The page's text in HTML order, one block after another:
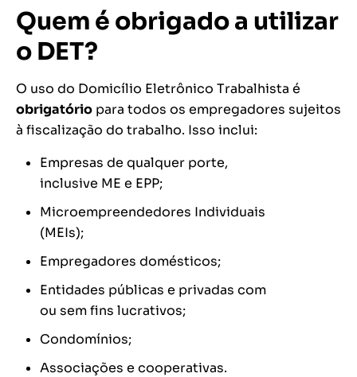
Quem é obrigado a utilizar
o DET?
O uso do Domicílio Eletrônico Trabalhista é
obrigatório para todos os empregadores sujeitos
à fiscalização do trabalho. Isso inclui:
Empresas de qualquer porte,
inclusive ME e EPP;
Microempreendedores Individuais
(MEIs);
Empregadores domésticos;
Entidades públicas e privadas com
ou sem fins lucrativos;
Condomínios;
Associações e cooperativas.